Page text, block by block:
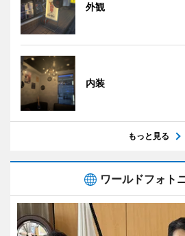
外観
内装
もっと見る
ワールドフォト